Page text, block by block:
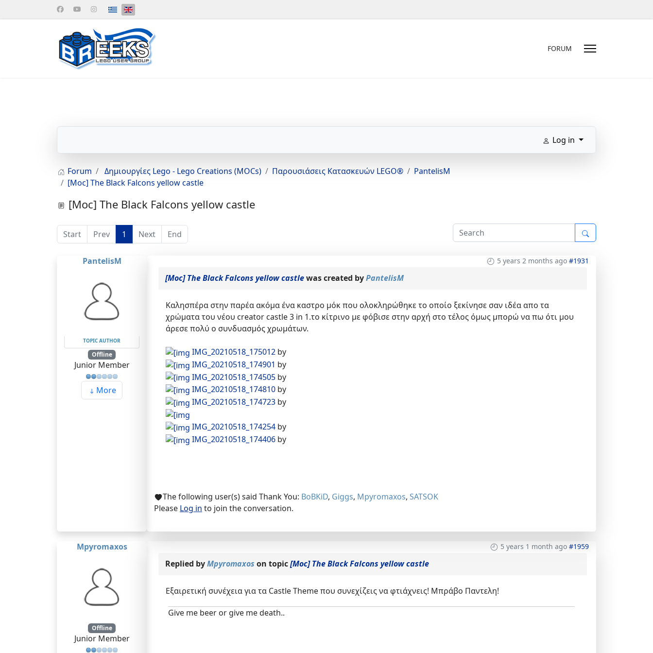
Select your language
FORUM
Log in
Forum Δημιουργίες Lego - Lego Creations (MOCs) Παρουσιάσεις Κατασκευών LEGO®
PantelisM
[Moc] The Black Falcons yellow castle
[Moc] The Black Falcons yellow castle
Start Prev 1 Next End
PantelisM
TOPIC AUTHOR
Offline
Junior Member
More
5 years 2 months ago #1931
[Moc] The Black Falcons yellow castlewas created byPantelisM
Καλησπέρα στην παρέα ακόμα ένα καστρο μόκ που ολοκληρώθηκε το οποίο ξεκίνησε σαν ιδέα απο τα
χρώματα του νέου creator castle 3 in 1.το κίτρινο με φόβισε στην αρχή στο τέλος όμως μπορώ να πω ότι μου
άρεσε πολύ ο συνδυασμός χρωμάτων.
IMG_20210518_175012 by
IMG_20210518_174901 by
IMG_20210518_174505 by
IMG_20210518_174810 by
IMG_20210518_174723 by
IMG_20210518_174254 by
IMG_20210518_174406 by
The following user(s) said Thank You: BoBKiD, Giggs, Mpyromaxos, SATSOK
Please Log in to join the conversation.
Mpyromaxos
Offline
Junior Member
5 years 1 month ago #1959
Replied byMpyromaxos on topic[Moc] The Black Falcons yellow castle
Εξαιρετική συνέχεια για τα Castle Theme που συνεχίζεις να φτιάχνεις! Μπράβο Παντελη!
Give me beer or give me death..